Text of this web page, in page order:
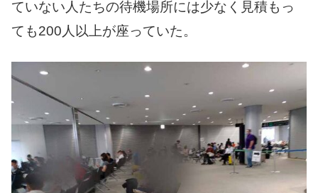
ていない人たちの待機場所には少なく見積もっ
ても200人以上が座っていた。